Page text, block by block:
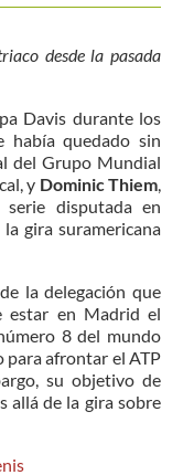
desde la pasada
Davis durante los
había quedado sin
del Grupo Mundial
y Dominic Thiem,
disputada en
gira suramericana
la delegación que
estar en Madrid el
8 del mundo
para afrontar el ATP
su objetivo de
allá de la gira sobre